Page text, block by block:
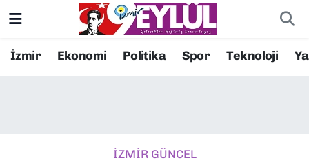
İzmir Ekonomi Politika Spor Teknoloji
İZMİR GÜNCEL
Resmi İlanlar
Konak Nöbetçi Eczaneler
Süper Lig Puan Durumu ve Fikstür